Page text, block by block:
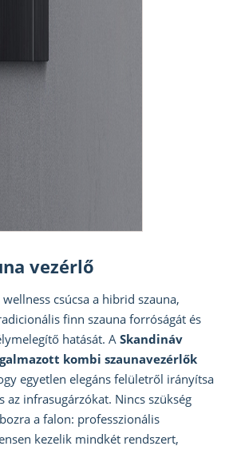
vezérlő
csúcsa a hibrid szauna,
finn szauna forróságát és
hatását. A Skandináv
kombi szaunavezérlők
egyetlen elegáns felületről irányítsa
az infrasugárzókat. Nincs szükség
a falon: professzionális
kezelik mindkét rendszert,